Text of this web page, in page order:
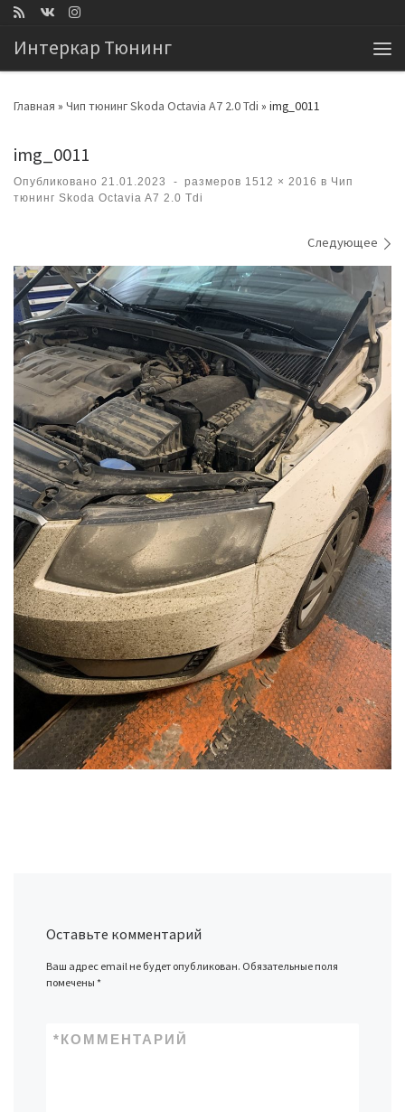
Интеркар Тюнинг
Главная » Чип тюнинг Skoda Octavia A7 2.0 Tdi » img_0011
img_0011
Опубликовано 21.01.2023 - размеров 1512 × 2016 в Чип
тюнинг Skoda Octavia A7 2.0 Tdi
Следующее
Оставьте комментарий
Ваш адрес email не будет опубликован. Обязательные поля
помечены*
КОММЕНТАРИЙ
*